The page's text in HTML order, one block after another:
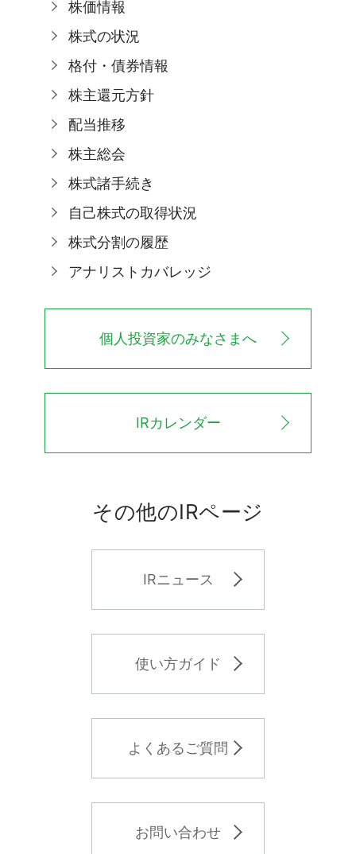
株価情報
株式の状況
格付・債券情報
株主還元方針
配当推移
株主総会
株式諸手続き
自己株式の取得状況
株式分割の履歴
アナリストカバレッジ
個人投資家のみなさまへ
IRカレンダー
その他のIRページ
IRニュース
使い方ガイド
よくあるご質問
お問い合わせ